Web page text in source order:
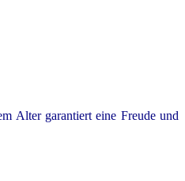
Alter garantiert eine Freude und